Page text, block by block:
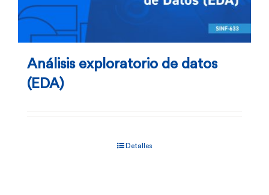
Análisis exploratorio de datos
(EDA)
Detalles